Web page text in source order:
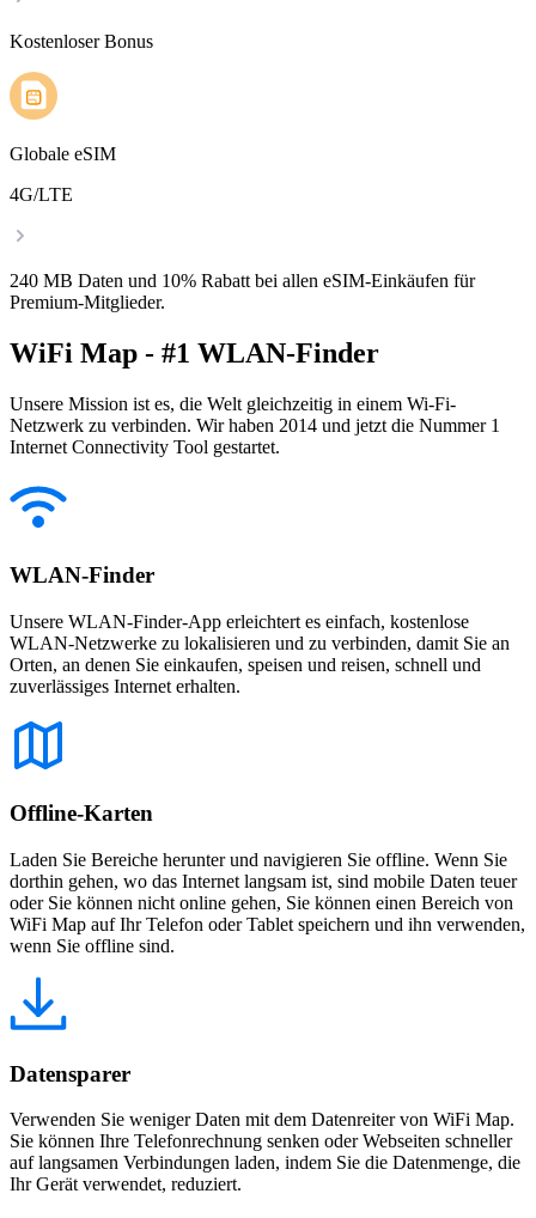
Kostenloser Bonus
Globale eSIM
4G/LTE
240 MB Daten und 10% Rabatt bei allen eSIM-Einkäufen für
Premium-Mitglieder.
WiFi Map - #1 WLAN-Finder
Unsere Mission ist es, die Welt gleichzeitig in einem Wi-Fi-
Netzwerk zu verbinden. Wir haben 2014 und jetzt die Nummer 1
Internet Connectivity Tool gestartet.
WLAN-Finder
Unsere WLAN-Finder-App erleichtert es einfach, kostenlose
WLAN-Netzwerke zu lokalisieren und zu verbinden, damit Sie an
Orten, an denen Sie einkaufen, speisen und reisen, schnell und
zuverlässiges Internet erhalten.
Offline-Karten
Laden Sie Bereiche herunter und navigieren Sie offline. Wenn Sie
dorthin gehen, wo das Internet langsam ist, sind mobile Daten teuer
oder Sie können nicht online gehen, Sie können einen Bereich von
WiFi Map auf Ihr Telefon oder Tablet speichern und ihn verwenden,
wenn Sie offline sind.
Datensparer
Verwenden Sie weniger Daten mit dem Datenreiter von WiFi Map.
Sie können Ihre Telefonrechnung senken oder Webseiten schneller
auf langsamen Verbindungen laden, indem Sie die Datenmenge, die
Ihr Gerät verwendet, reduziert.